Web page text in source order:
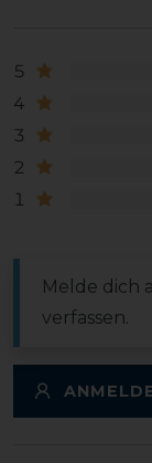
5
4
3
2
1
Melde dich
verfassen.